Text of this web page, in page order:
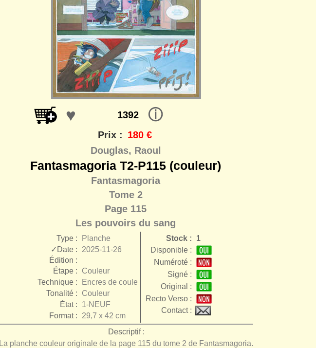
♥ 1392 ⓘ
Prix : 180 €
Douglas, Raoul
Fantasmagoria T2-P115 (couleur)
Fantasmagoria
Tome 2
Page 115
Les pouvoirs du sang
Type :
Planche
✓Date :
2025-11-26
Édition :
Étape :
Couleur
Technique :
Encres de couleur
Tonalité :
Couleur
État :
1-NEUF
Format :
29,7 x 42 cm
Stock :
1
Disponible :
Numéroté :
Signé :
Original :
Recto Verso :
Contact :
Descriptif :
La planche couleur originale de la page 115 du tome 2 de Fantasmagoria.